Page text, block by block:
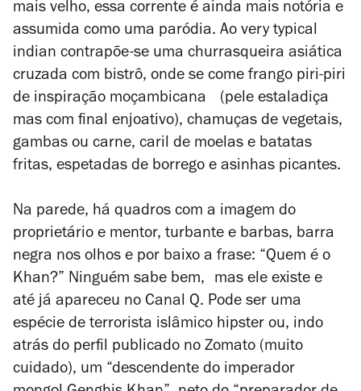
mais velho, essa corrente é ainda mais notória e
assumida como uma paródia. Ao very typical
indian contrapõe-se uma churrasqueira asiática
cruzada com bistrô, onde se come frango piri-piri
de inspiração moçambicana (pele estaladiça
mas com final enjoativo), chamuças de vegetais,
gambas ou carne, caril de moelas e batatas
fritas, espetadas de borrego e asinhas picantes.
Na parede, há quadros com a imagem do
proprietário e mentor, turbante e barbas, barra
negra nos olhos e por baixo a frase: “Quem é o
Khan?” Ninguém sabe bem, mas ele existe e
até já apareceu no Canal Q. Pode ser uma
espécie de terrorista islâmico hipster ou, indo
atrás do perfil publicado no Zomato (muito
cuidado), um “descendente do imperador